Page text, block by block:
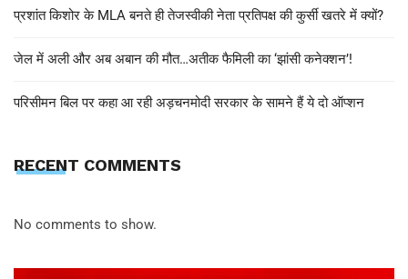
प्रशांत किशोर के MLA बनते ही तेजस्वीकी नेता प्रतिपक्ष की कुर्सी खतरे में क्यों?
जेल में अली और अब अबान की मौत…अतीक फैमिली का ‘झांसी कनेक्शन’!
परिसीमन बिल पर कहा आ रही अड़चनमोदी सरकार के सामने हैं ये दो ऑप्शन
RECENT COMMENTS
No comments to show.